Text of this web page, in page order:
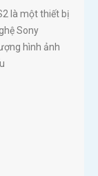
là một thiết bị
Sony
hình ảnh